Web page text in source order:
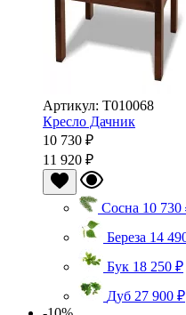
Артикул: T010068
Кресло Дачник
10 730 ₽
11 920 ₽
Сосна 10 730
Береза 14
Бук 18 250 ₽
Дуб 27 900 ₽